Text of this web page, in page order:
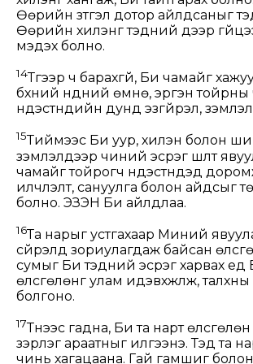
Өөрийн зүтгэл дотор айлдсаныг
Өөрийн хилэнг тэдний дээр
мэдэх болно.
14Түүгээр ч барахгүй, Би чамайг
бүхний нүдний өмнө, эргэн
үндэстнүүдийн дунд эзгүйрэл,
15Тиймээс Би уур, хилэн болон
зэмлэлүүдээр чиний эсрэг шүүлт
чамайг тойрогч үндэстнүүдэд
илчлэлт, сануулга болон айдсыг
болно. ЭЗЭН Би айлдлаа.
16Та нарыг устгахаар Миний явуулах
сүйрэлд зориулагдаж байсан
сумыг Би тэдний эсрэг харвах үед
өлсгөлөнг улам идэвхжүүлж, талхны
болгоно.
17Түүнээс гадна, Би та нарт
зэрлэг араатныг илгээнэ. Тэд та
чинь хагацаана. Гай гамшиг